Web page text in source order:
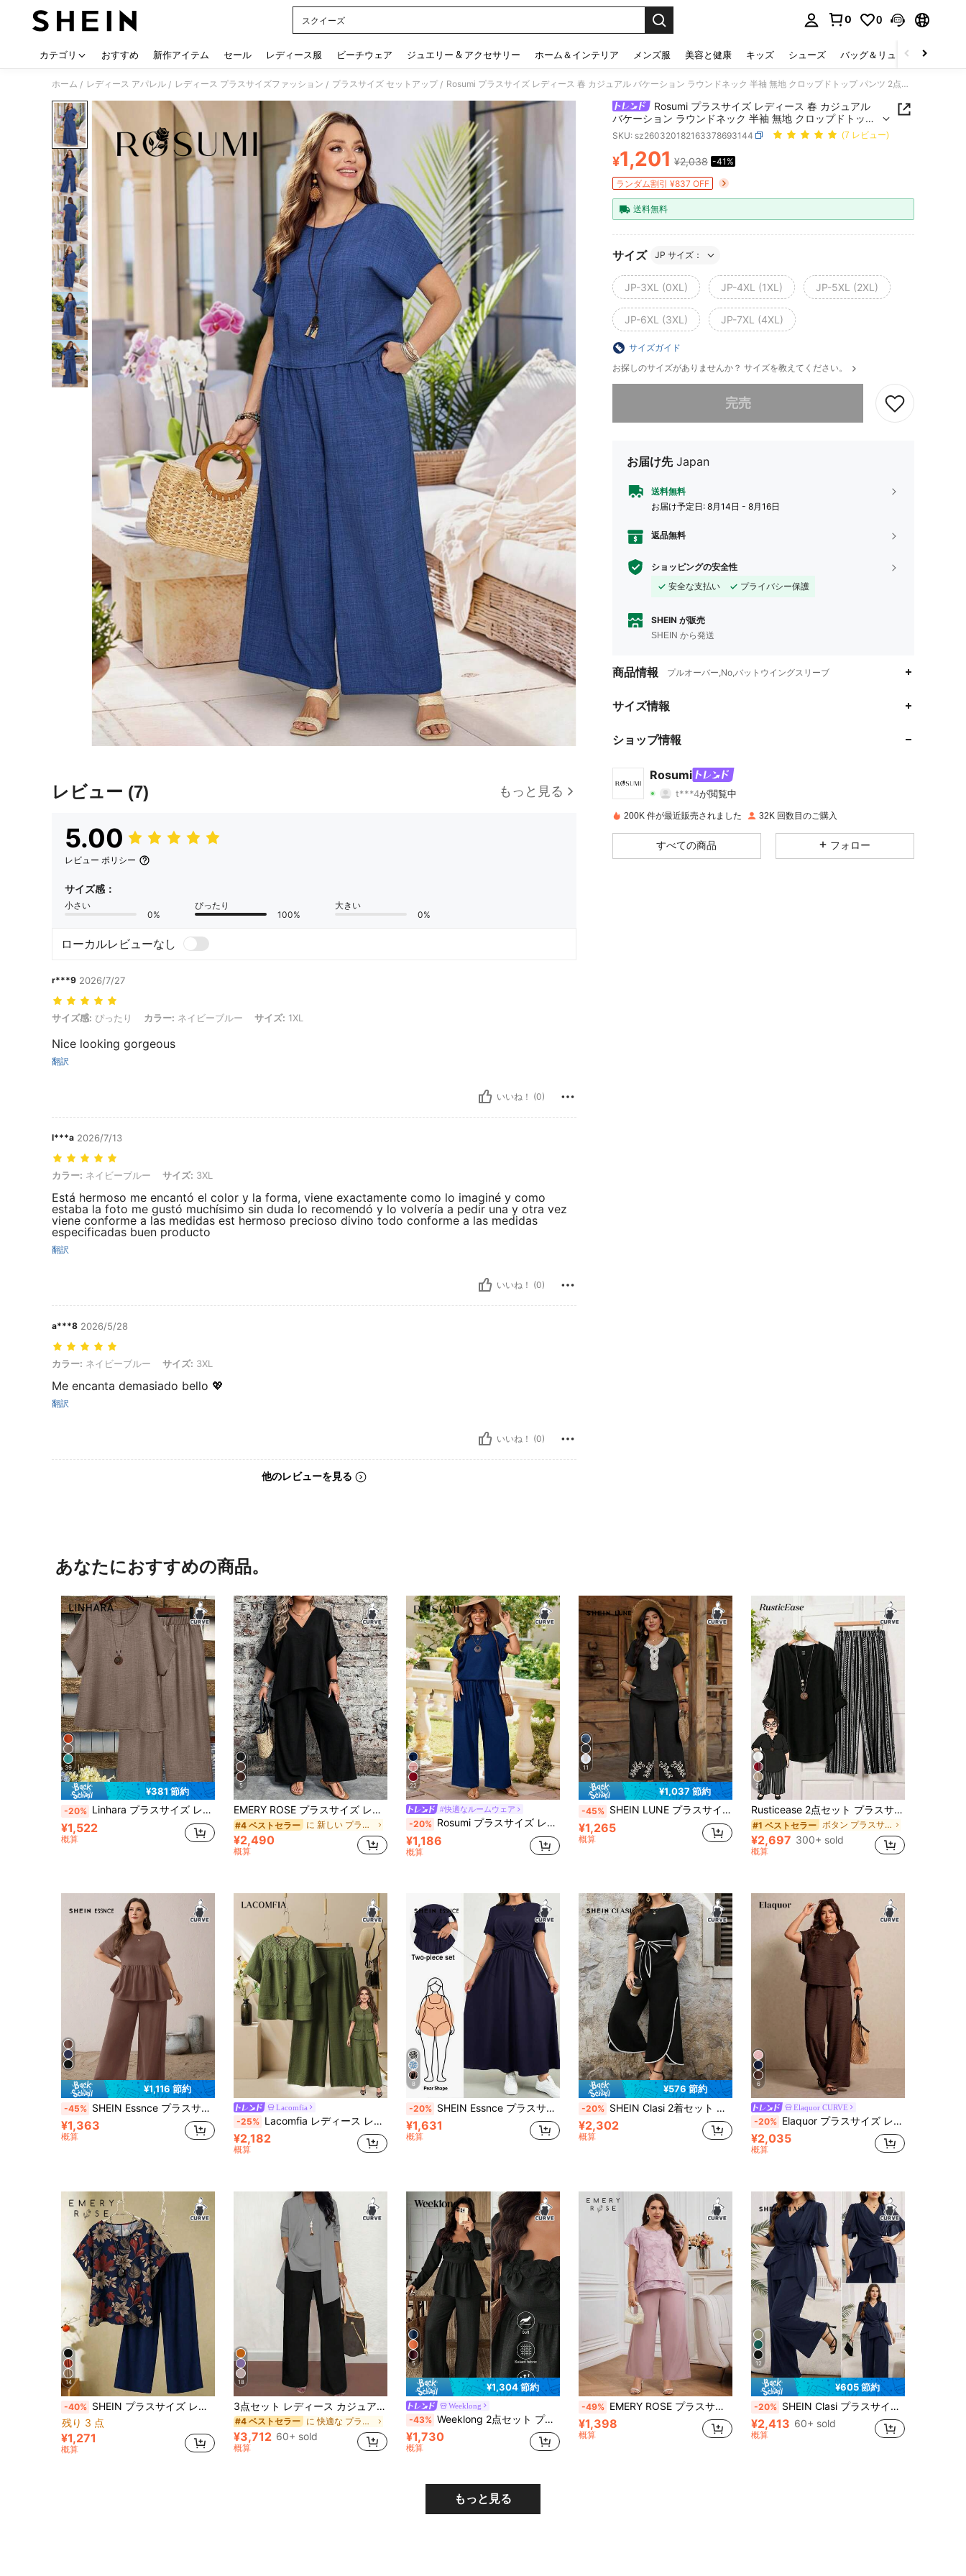
スクイーズ
0 0
カテゴリ おすすめ 新作アイテム セール レディース服 ビーチウェア ジュエリー & アクセサリー ホーム＆インテリア メンズ服 美容と健康 キッズ シューズ バッグ＆リュック
ホーム / レディース アパレル / レディース プラスサイズファッション / プラスサイズ セットアップ / Rosumi プラスサイズ レディース 春 カジュアル バケーション ラウンドネック 半袖 無地 クロップドトップ パンツ 2点セット
レビュー (7) もっと見る
5.00
レビュー ポリシー
サイズ感：
小さい
0%
ぴったり
100%
大きい
0%
ローカルレビューなし
r***9 2026/7/27
サイズ感: ぴったり, カラー: ネイビーブルー, サイズ: 1XL
サイズ感: ぴったり カラー: ネイビーブルー サイズ: 1XL
Nice looking gorgeous
翻訳
いいね！ (0)
l***a 2026/7/13
カラー: ネイビーブルー, サイズ: 3XL
カラー: ネイビーブルー サイズ: 3XL
Está hermoso me encantó el color y la forma, viene exactamente como lo imaginé y como
estaba la foto me gustó muchísimo sin duda lo recomendó y lo volvería a pedir una y otra vez
viene conforme a las medidas est hermoso precioso divino todo conforme a las medidas
especificadas buen producto
翻訳
いいね！ (0)
a***8 2026/5/28
カラー: ネイビーブルー, サイズ: 3XL
カラー: ネイビーブルー サイズ: 3XL
Me encanta demasiado bello 💖
翻訳
いいね！ (0)
他のレビューを見る
Rosumi プラスサイズ レディース 春 カジュアル
バケーション ラウンドネック 半袖 無地 クロップドトップ
パンツ 2点セット
SKU: sz260320182163378693144 (7 レビュー)
PRICE AND AVAILABILITY
¥1,201 ¥2,038 -41%
ランダム割引 ¥837 OFF
送料無料
サイズ JP サイズ：
JP-3XL (0XL) JP-4XL (1XL) JP-5XL (2XL)
JP-6XL (3XL) JP-7XL (4XL)
サイズガイド
お探しのサイズがありませんか？ サイズを教えてください。
完売
申し訳ありませんが、この商品は完売しました。
お届け先 Japan
送料無料
お届け予定日: 8月14日 - 8月16日
返品無料
ショッピングの安全性
安全な支払い
プライバシー保護
SHEIN が販売
SHEIN から発送
商品情報 プルオーバー,No,バットウイングスリーブ
サイズ情報
ショップ情報
Rosumi
4.80
t***4が閲覧中
4.80 評価 1K商品
4.80 1K 18K
200K 件が最近販売されました 32K 回数目のご購入
すべての商品 フォロー
あなたにおすすめの商品。
39
¥381 節約
-20% Linhara プラスサイズ レディース 無地 ラウンドネック トップス ワイドレッグパンツ カジュアル 2点セット ブラウン リネンセット 2点セット リネンアウトフィット レディース
¥1,522
概算
5
EMERY ROSE プラスサイズ レディース 2点セット グラフィックプリント Vネック 半袖 スワローテールヘム トップス & ロングストレートレッグパンツ、夏休み向け
#4 ベストセラー に 新しい プラスサイズのコーデ
¥2,490
概算
22
#快適なルームウェア
-20% Rosumi プラスサイズ レディース ネイビーブルー 2点セット、ラグランスリーブ フリルトリムブラウス & ドローストリングウエストパンツ、ボヘミアン スマートカジュアル 夏休みアウトフィット
¥1,186
概算
11
¥1,037 節約
-45% SHEIN LUNE プラスサイズ コントラストカラー 半袖トップス&ウエスト伸縮パンツ カジュアル 2点セット 通気性良好 バレンタインデー エレガント
¥1,265
概算
21
Rusticease 2点セット プラスサイズ Vネック 半袖 トップス &総柄 パンツ レジャー バケーション アウトフィット、夏用
#1 ベストセラー ボタン プラスサイズのコーデ
¥2,697 300+ sold
概算
¥1,116 節約
-45% SHEIN Essnce プラスサイズ レディース 春夏ファッション カジュアル ルーズ 快適 デイリー ベーシック 多用途 スリム見え 半袖ベビードールトップ＆ウエストゴム ワイドレッグパンツ ブラック 2点セット、パンツセット、夏コーデ、シンプルスタイル
¥1,363
概算
Lacomfia
-25% Lacomfia レディース レースパッチワーク 半袖トップス ワイドレッグパンツ カジュアル 快適 ミニマル 多用途 プラスサイズ 2点セット
¥2,182
概算
8
-20% SHEIN Essnce プラスサイズ女性の春夏ファッションカジュアルルーズ快適な日常的な多目的スリミングブラッククロップトップとブラック ロングスカートの2ピースセット、夏のアウトフィット、シンプルなスタイル、ブラックセット
¥1,631
概算
¥576 節約
-20% SHEIN Clasi 2着セット プラスサイズ 女性用 クルーネック 半袖トップス ポケット付きワイドレッグパンツ
¥2,302
概算
6
Elaquor CURVE
-20% Elaquor プラスサイズ レディース バットウィングスリーブ トップス とパンツ カジュアル 2点セット
¥2,035
概算
14
-40% SHEIN プラスサイズ レディース フローラルプリント ラウンドネック トップス とパンツ カジュアルアウトフィット
残り 3 点
¥1,271
概算
18
3点セット レディース カジュアル 無地 アウター/カーディガン + ラウンドネック ノースリーブトップ + ウエスト ストレートパンツ、柔らかい伸縮素材、ゆったりシルエット、通勤に快適、春/秋/冬 エレガントな夏
#4 ベストセラー に 快適な プラスサイズのコーデ
¥3,712 60+ sold
概算
5
¥1,304 節約
Weeklong
-43% Weeklong 2点セット プラスサイズ スクエアネック フリル裾 フローラル装飾 トップス&パンツ
¥1,730
概算
-49% EMERY ROSE プラスサイズ レディース ライトピンク カットアウト 半袖ブラウス ワイドレッグ パラッツォパンツ 2点セット 夏 エレガント ウェディング ニナン フォーマルアウトフィット
¥1,398
概算
12
¥605 節約
-20% SHEIN Clasi プラスサイズ女性Vネック プリーツトップ ワイドレッグパンツ カジュアル 2点セット
¥2,413 60+ sold
概算
もっと見る